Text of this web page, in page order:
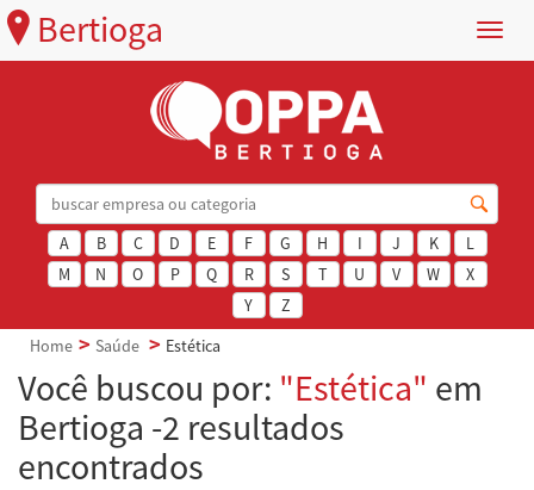
Menu
Bertioga
A B C D E F G H I J K
L
M
N O P Q R S T U V W
X
Y
Z
Home
Saúde Estética
Você buscou por: "Estética" em
Bertioga -2 resultados
encontrados